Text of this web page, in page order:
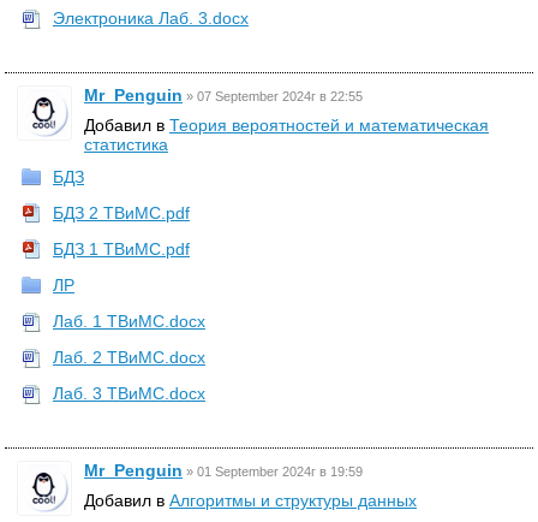
Электроника Лаб. 3.docx
Mr_Penguin » 07 September 2024г в 22:55
Добавил в Теория вероятностей и математическая
статистика
БДЗ
БДЗ 2 ТВиМС.pdf
БДЗ 1 ТВиМС.pdf
ЛР
Лаб. 1 ТВиМС.docx
Лаб. 2 ТВиМС.docx
Лаб. 3 ТВиМС.docx
Mr_Penguin » 01 September 2024г в 19:59
Добавил в Алгоритмы и структуры данных